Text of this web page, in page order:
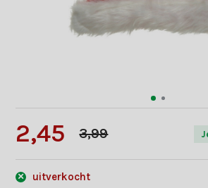
2,45 3,99
uitverkocht